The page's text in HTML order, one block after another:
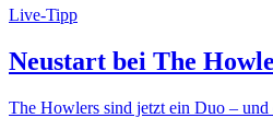
Live-Tipp
Neustart bei The
The Howlers sind jetzt ein Duo –